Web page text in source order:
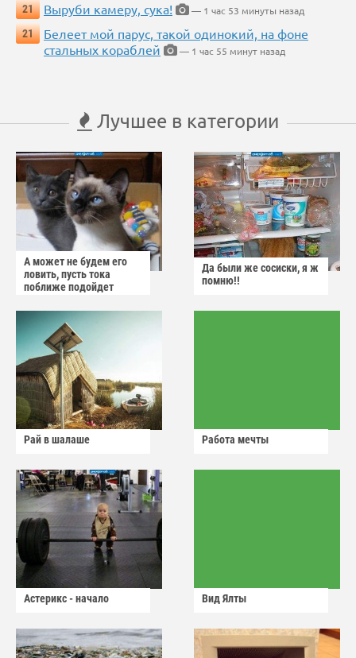
21
Выруби камеру, сука!
— 1 час 53 минуты назад
21
Белеет мой парус, такой одинокий, на фоне
стальных кораблей
— 1 час 55 минут назад
Лучшее в категории
А может не будем его
ловить, пусть тока
поближе подойдет
Да были же сосиски, я ж
помню!!
Рай в шалаше Работа мечты
Астерикс - начало Вид Ялты